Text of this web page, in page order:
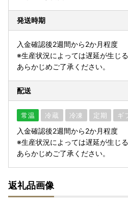
発送時期
入金確認後2週間から2か月程度
※生産状況によっては遅延が生じ
あらかじめご了承ください。
配送
常温 冷蔵 冷凍 定期 ギ
入金確認後2週間から2か月程度
※生産状況によっては遅延が生じ
あらかじめご了承ください。
返礼品画像